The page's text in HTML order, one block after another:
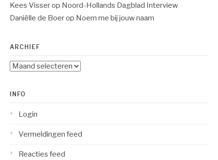
Kees Visserop Noord-Hollands Dagblad Interview
Daniëlle de Boerop Noem me bij jouw naam
ARCHIEF
Archief
INFO
Login
Vermeldingen feed
Reacties feed